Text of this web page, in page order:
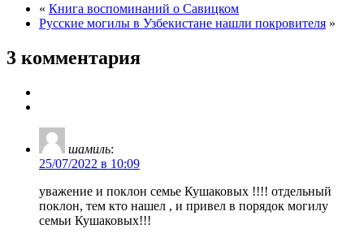
« Книга воспоминаний о Савицком
Русские могилы в Узбекистане нашли покровителя »
3 комментария
шамиль:
25/07/2022 в 10:09
уважение и поклон семье Кушаковых !!!! отдельный
поклон, тем кто нашел , и привел в порядок могилу
семьи Кушаковых!!!